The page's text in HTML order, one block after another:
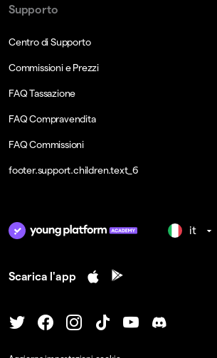
Supporto
Centro di Supporto
Commissioni e Prezzi
FAQ Tassazione
FAQ Compravendita
FAQ Commissioni
footer.support.children.text_6
it
Scarica l'app